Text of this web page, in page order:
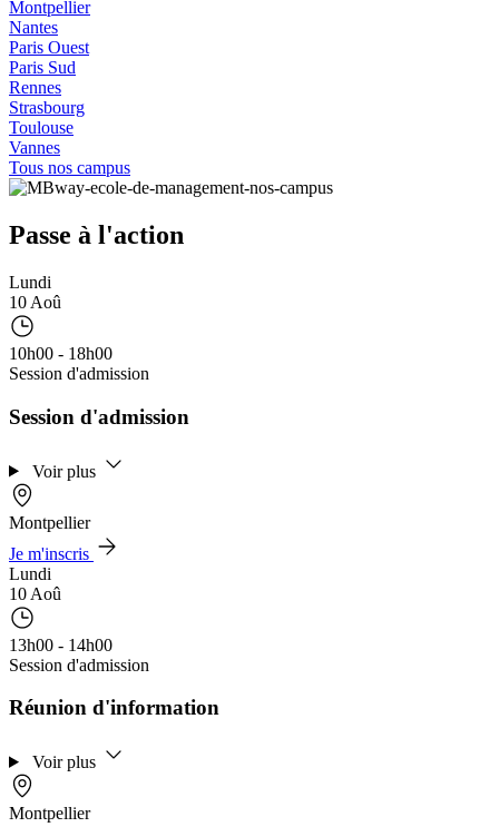
Montpellier
Nantes
Paris Ouest
Paris Sud
Rennes
Strasbourg
Toulouse
Vannes
Tous nos campus
Passe à l'action
Lundi
10 Aoû
10h00 - 18h00
Session d'admission
Session d'admission
Voir plus
Montpellier
Je m'inscris
Lundi
10 Aoû
13h00 - 14h00
Session d'admission
Réunion d'information
Voir plus
Montpellier